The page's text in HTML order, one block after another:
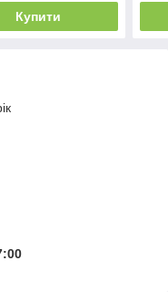
Купити